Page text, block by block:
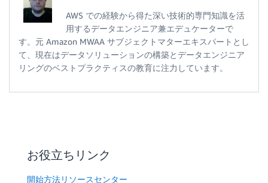
AWS での経験から得た深い技術的専門知識を活
用するデータエンジニア兼エデュケーターで
す。元 Amazon MWAA サブジェクトマターエキスパートとし
て、現在はデータソリューションの構築とデータエンジニア
リングのベストプラクティスの教育に注力しています。
お役立ちリンク
開始方法リソースセンター